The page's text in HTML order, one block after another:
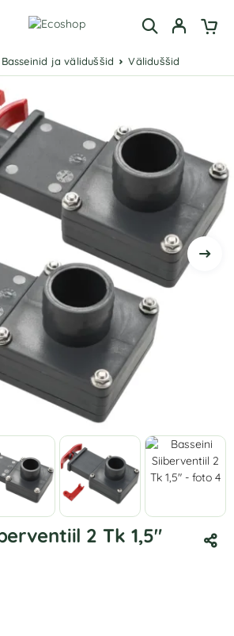
Basseinid ja väliduššid Väliduššid
2 Tk 1,5"